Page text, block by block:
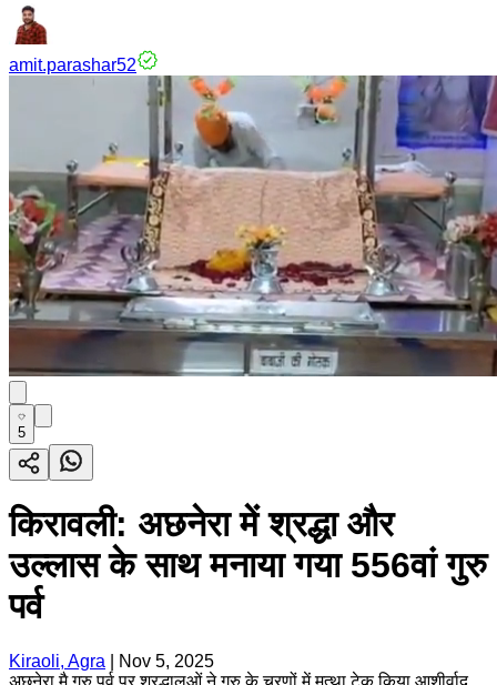
amit.parashar52
5
किरावली: अछनेरा में श्रद्धा और
उल्लास के साथ मनाया गया 556वां गुरु
पर्व
Kiraoli, Agra
Nov 5, 2025
अछनेरा मै गुरु पर्व पर श्रद्धालुओं ने गुरु के चरणों में मत्था टेक किया आशीर्वाद